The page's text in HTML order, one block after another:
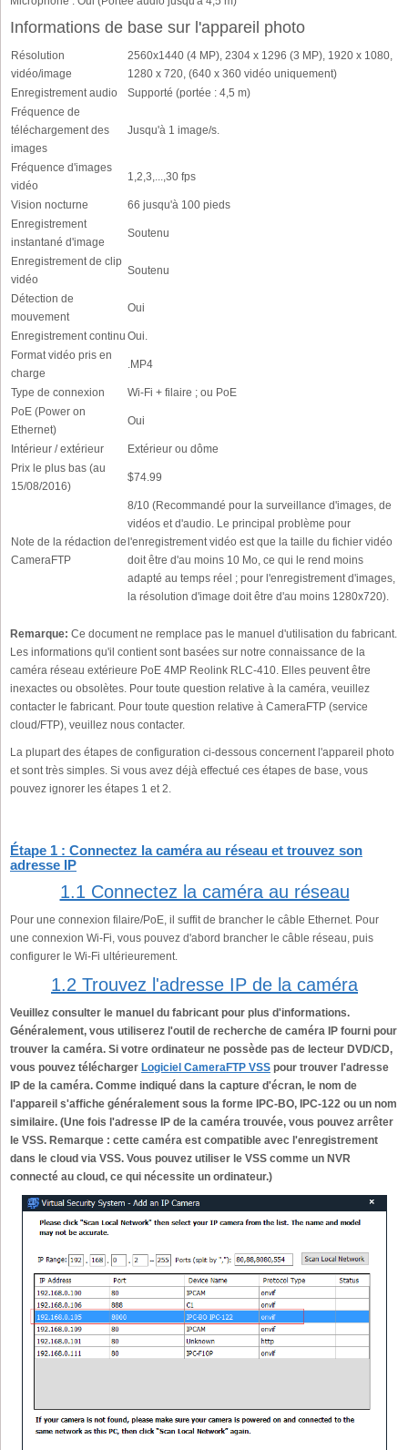
Informations de base sur l'appareil photo
Résolution
vidéo/image
2560x1440 (4 MP), 2304 x 1296 (3 MP), 1920 x 1080,
1280 x 720, (640 x 360 vidéo uniquement)
Enregistrement audio
Supporté (portée : 4,5 m)
Fréquence de
téléchargement des
images
Jusqu'à 1 image/s.
Fréquence d'images
vidéo
1,2,3,...,30 fps
Vision nocturne
66 jusqu'à 100 pieds
Enregistrement
instantané d'image
Soutenu
Enregistrement de clip
vidéo
Soutenu
Détection de
mouvement
Oui
Enregistrement continu Oui.
Format vidéo pris en
charge
.MP4
Type de connexion
Wi-Fi + filaire ; ou PoE
PoE (Power on
Ethernet)
Oui
Intérieur / extérieur
Extérieur ou dôme
Prix le plus bas (au
15/08/2016)
$74.99
Note de la rédaction de
CameraFTP
8/10 (Recommandé pour la surveillance d'images, de
vidéos et d'audio. Le principal problème pour
l'enregistrement vidéo est que la taille du fichier vidéo
doit être d'au moins 10 Mo, ce qui le rend moins
adapté au temps réel ; pour l'enregistrement d'images,
la résolution d'image doit être d'au moins 1280x720).
Remarque: Ce document ne remplace pas le manuel d'utilisation du fabricant.
Les informations qu'il contient sont basées sur notre connaissance de la
caméra réseau extérieure PoE 4MP Reolink RLC-410. Elles peuvent être
inexactes ou obsolètes. Pour toute question relative à la caméra, veuillez
contacter le fabricant. Pour toute question relative à CameraFTP (service
cloud/FTP), veuillez nous contacter.
La plupart des étapes de configuration ci-dessous concernent l'appareil photo
et sont très simples. Si vous avez déjà effectué ces étapes de base, vous
pouvez ignorer les étapes 1 et 2.
Étape 1 : Connectez la caméra au réseau et trouvez son
adresse IP
1.1 Connectez la caméra au réseau
Pour une connexion filaire/PoE, il suffit de brancher le câble Ethernet. Pour
une connexion Wi-Fi, vous pouvez d'abord brancher le câble réseau, puis
configurer le Wi-Fi ultérieurement.
1.2 Trouvez l'adresse IP de la caméra
Veuillez consulter le manuel du fabricant pour plus d'informations.
Généralement, vous utiliserez l'outil de recherche de caméra IP fourni pour
trouver la caméra. Si votre ordinateur ne possède pas de lecteur DVD/CD,
vous pouvez télécharger Logiciel CameraFTP VSS pour trouver l'adresse
IP de la caméra. Comme indiqué dans la capture d'écran, le nom de
l'appareil s'affiche généralement sous la forme IPC-BO, IPC-122 ou un nom
similaire. (Une fois l'adresse IP de la caméra trouvée, vous pouvez arrêter
le VSS. Remarque : cette caméra est compatible avec l'enregistrement
dans le cloud via VSS. Vous pouvez utiliser le VSS comme un NVR
connecté au cloud, ce qui nécessite un ordinateur.)